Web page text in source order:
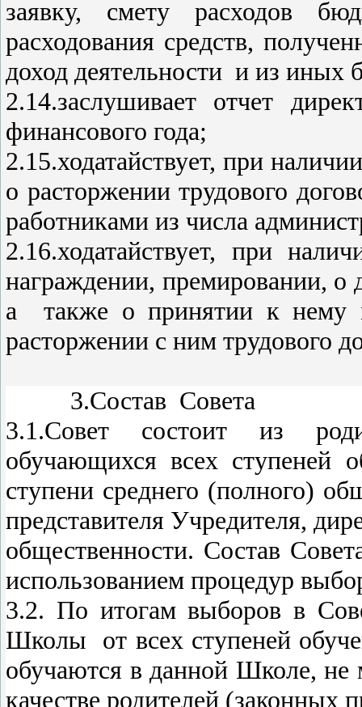
заявку, смету расходов
расходования средств,
доход деятельности и из иных
2.14.заслушивает отчет
финансового года;
2.15.ходатайствует, при
о расторжении трудового
работниками из числа
2.16.ходатайствует, при
награждении, премировании,
а также о принятии к нему
расторжении с ним трудового
3.Состав Совета
3.1.Совет состоит из
обучающихся всех ступеней
ступени среднего (полного)
представителя Учредителя,
общественности. Состав
использованием процедур
3.2. По итогам выборов в
Школы от всех ступеней
обучаются в данной Школе, не
качестве родителей (законных